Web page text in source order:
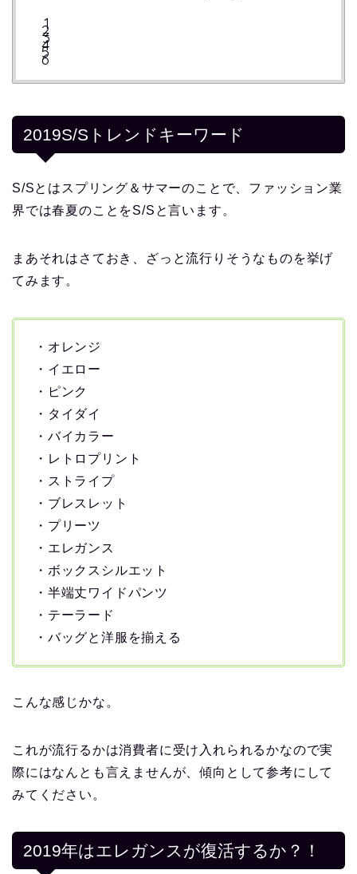
2019S/Sトレンドキーワード
S/Sとはスプリング＆サマーのことで、ファッション業
界では春夏のことをS/Sと言います。
まあそれはさておき、ざっと流行りそうなものを挙げ
てみます。
・オレンジ
・イエロー
・ピンク
・タイダイ
・バイカラー
・レトロプリント
・ストライプ
・ブレスレット
・プリーツ
・エレガンス
・ボックスシルエット
・半端丈ワイドパンツ
・テーラード
・バッグと洋服を揃える
こんな感じかな。
これが流行るかは消費者に受け入れられるかなので実
際にはなんとも言えませんが、傾向として参考にして
みてください。
2019年はエレガンスが復活するか？！